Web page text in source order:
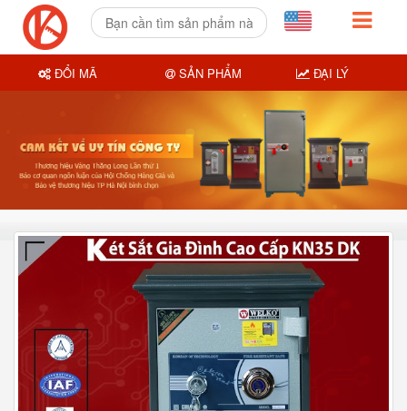
ĐỔI MÃ SẢN PHẨM ĐẠI LÝ